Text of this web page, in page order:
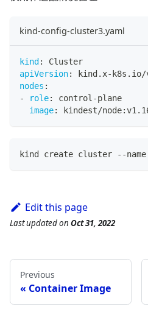
kind-config-cluster3.yaml
kind :
Cluster
apiVersion: kind.x- k8s.io/
nodes :
-
role: control-plane
image: kindest/node:
kind create cluster --
Edit this page
Last updatedon Oct 31, 2022
Previous
Container Image